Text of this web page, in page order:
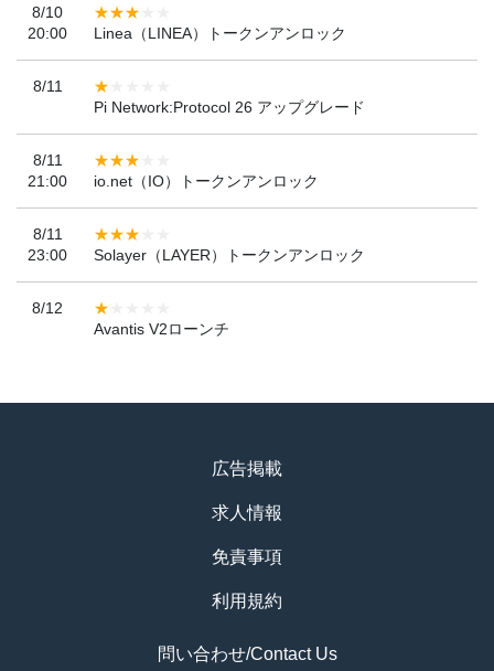
8/10
20:00
Linea（LINEA）トークンアンロック
8/11
Pi Network:Protocol 26 アップグレード
8/11
21:00
io.net（IO）トークンアンロック
8/11
23:00
Solayer（LAYER）トークンアンロック
8/12
Avantis V2ローンチ
広告掲載
求人情報
免責事項
利用規約
問い合わせ/Contact Us